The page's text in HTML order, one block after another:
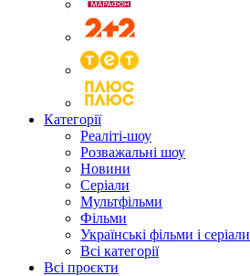
Категорії
Реаліті-шоу
Розважальні шоу
Новини
Серіали
Мультфільми
Фільми
Українські фільми і серіали
Всі категорії
Всі проєкти